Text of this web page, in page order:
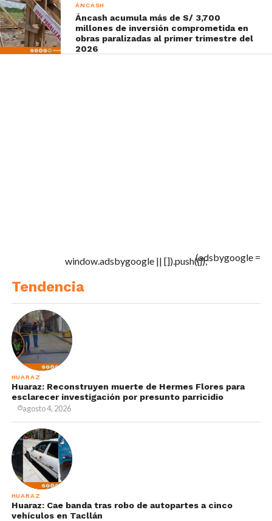
ÁNCASH
Áncash acumula más de S/ 3,700
millones de inversión comprometida en
obras paralizadas al primer trimestre del
2026
(adsbygoogle =
window.adsbygoogle || []).push({});
Tendencia
HUARAZ
Huaraz: Reconstruyen muerte de Hermes Flores para
esclarecer investigación por presunto parricidio
agosto 4, 2026
HUARAZ
Huaraz: Cae banda tras robo de autopartes a cinco
vehículos en Tacllán